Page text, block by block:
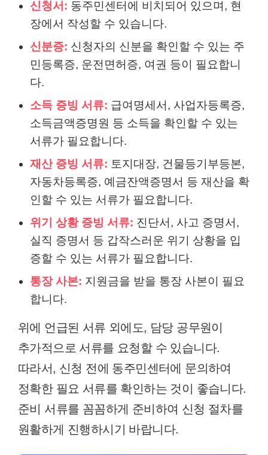
신청서: 동주민센터에 비치되어 있으며, 현
장에서 작성할 수 있습니다.
신분증: 신청자의 신분을 확인할 수 있는 주
민등록증, 운전면허증, 여권 등이 필요합니
다.
소득 증빙 서류: 급여명세서, 사업자등록증,
소득금액증명원 등 소득을 확인할 수 있는
서류가 필요합니다.
재산 증빙 서류: 토지대장, 건물등기부등본,
자동차등록증, 예금잔액증명서 등 재산을 확
인할 수 있는 서류가 필요합니다.
위기 상황 증빙 서류: 진단서, 사고 증명서,
실직 증명서 등 갑작스러운 위기 상황을 입
증할 수 있는 서류가 필요합니다.
통장 사본: 지원금을 받을 통장 사본이 필요
합니다.
위에 언급된 서류 외에도, 담당 공무원이
추가적으로 서류를 요청할 수 있습니다.
따라서, 신청 전에 동주민센터에 문의하여
정확한 필요 서류를 확인하는 것이 좋습니다.
준비 서류를 꼼꼼하게 준비하여 신청 절차를
원활하게 진행하시기 바랍니다.